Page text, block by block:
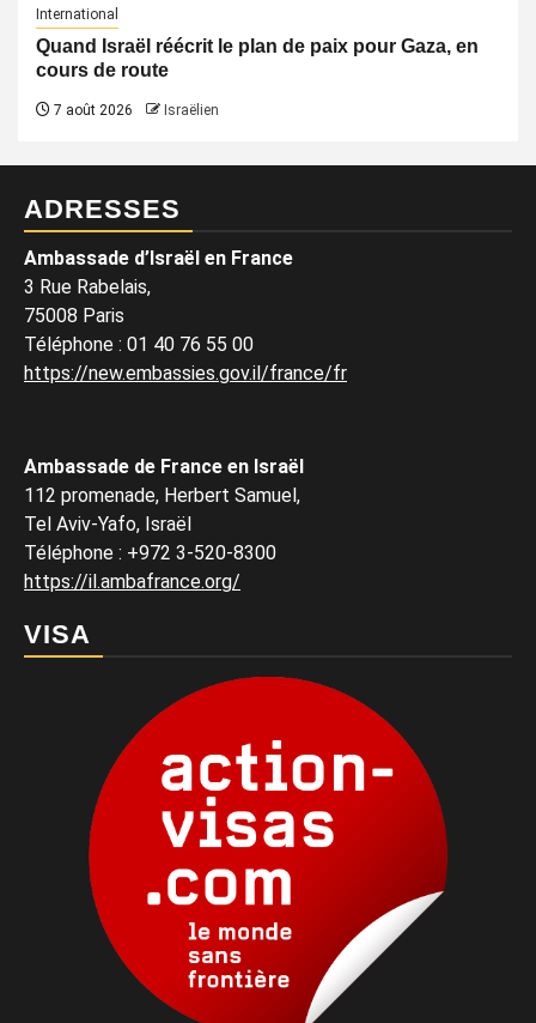
International
Quand Israël réécrit le plan de paix pour Gaza, en
cours de route
7 août 2026 Israëlien
ADRESSES
Ambassade d’Israël en France
3 Rue Rabelais,
75008 Paris
Téléphone : 01 40 76 55 00
https://new.embassies.gov.il/france/fr
Ambassade de France en Israël
112 promenade, Herbert Samuel,
Tel Aviv-Yafo, Israël
Téléphone : +972 3-520-8300
https://il.ambafrance.org/
VISA